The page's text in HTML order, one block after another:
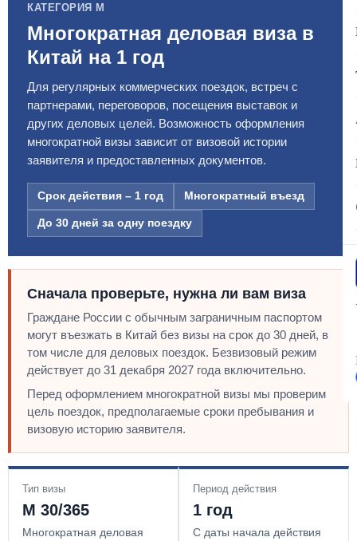
КАТЕГОРИЯ M
Многократная деловая виза в
Китай на 1 год
Для регулярных коммерческих поездок, встреч с
партнерами, переговоров, посещения выставок и
других деловых целей. Возможность оформления
многократной визы зависит от визовой истории
заявителя и предоставленных документов.
Срок действия – 1 год Многократный въезд
До 30 дней за одну поездку
Сначала проверьте, нужна ли вам виза
Граждане России с обычным заграничным паспортом
могут въезжать в Китай без визы на срок до 30 дней, в
том числе для деловых поездок. Безвизовый режим
действует до 31 декабря 2027 года включительно.
Перед оформлением многократной визы мы проверим
цель поездок, предполагаемые сроки пребывания и
визовую историю заявителя.
Тип визы
M 30/365
Многократная деловая
Период действия
1 год
С даты начала действия